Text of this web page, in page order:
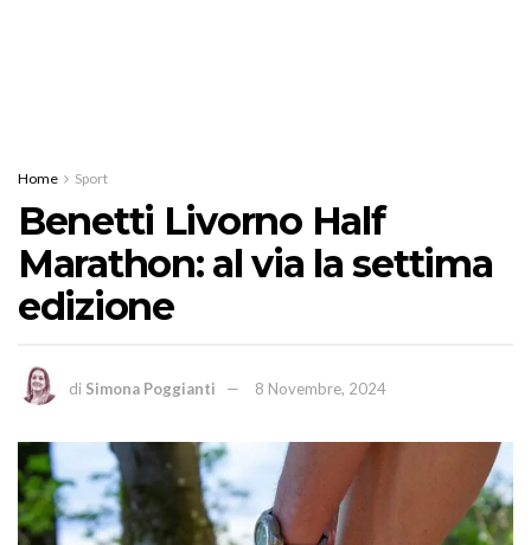
Home Sport
Benetti Livorno Half
Marathon: al via la settima
edizione
di Simona Poggianti 8 Novembre, 2024